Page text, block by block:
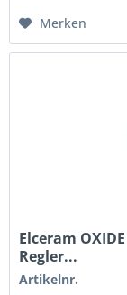
Merken
Elceram
Regler...
Artikelnr.